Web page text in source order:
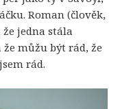
Roman (člověk,
jedna stála
že můžu být rád, že
rád.